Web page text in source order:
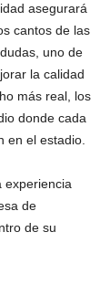
asegurará
cantos de las
uno de
la calidad
más real, los
donde cada
en el estadio.
experiencia
de
de su